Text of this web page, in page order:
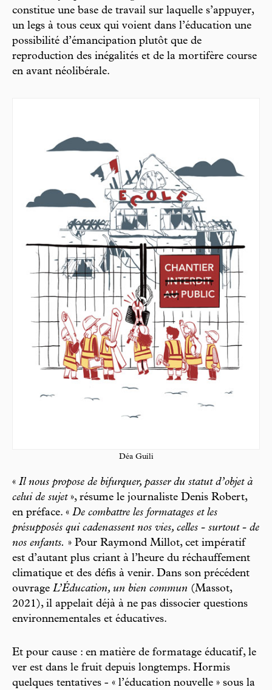
constitue une base de travail sur laquelle s’appuyer,
un legs à tous ceux qui voient dans l’éducation une
possibilité d’émancipation plutôt que de
reproduction des inégalités et de la mortifère course
en avant néolibérale.
Déa Guili
« Il nous propose de bifurquer, passer du statut d’objet à
celui de sujet», résume le journaliste Denis Robert,
en préface. « De combattre les formatages et les
présupposés qui cadenassent nos vies, celles - surtout - de
nos enfants. » Pour Raymond Millot, cet impératif
est d’autant plus criant à l’heure du réchauffement
climatique et des défis à venir. Dans son précédent
ouvrage L’Éducation, un bien commun (Massot,
2021), il appelait déjà à ne pas dissocier questions
environnementales et éducatives.
Et pour cause : en matière de formatage éducatif, le
ver est dans le fruit depuis longtemps. Hormis
quelques tentatives - « l’éducation nouvelle » sous la